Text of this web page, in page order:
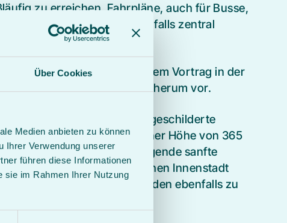
Über Cookies
Medien anbieten zu können
Ihrer Verwendung unserer
führen diese Informationen
sie im Rahmen Ihrer Nutzung
zu erreichen. Fahrpläne, auch für Busse,
Der Bahnhof ist ebenfalls zentral
stellt wöchentlich in einem Vortrag in der
in und um Bad Driburg herum vor.
befinden sich zahlreiche ausgeschilderte
Iburg bietet mit einer Höhe von 365
Aussicht auf das umliegende sanfte
Höxter mit einer malerischen Innenstadt
Schloss Corvey laden ebenfalls zu